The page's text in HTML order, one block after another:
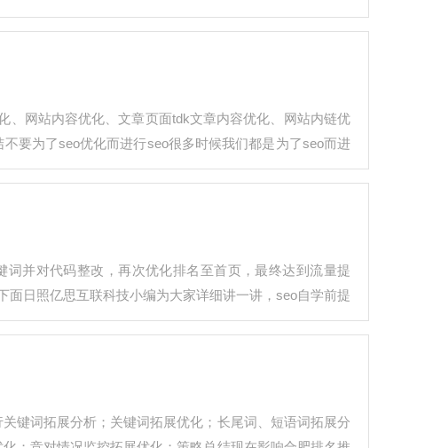
、网站内容优化、文章页面tdk文章内容优化、网站内链优
要为了seo优化而进行seo很多时候我们都是为了seo而进
并对代码整改，再次优化排名至首页，最终达到流量提
日照亿思互联科技小编为大家详细讲一讲，seo自学前提
键词拓展分析；关键词拓展优化；长尾词、短语词拓展分